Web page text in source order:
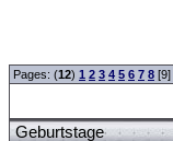
Pages: (12) 1 2 3 4 5 6 7 8 [9]
Geburtstage